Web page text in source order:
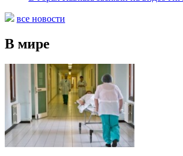
все новости
В мире